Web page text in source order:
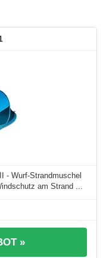
- Wurf-Strandmuschel
am Strand ...
»